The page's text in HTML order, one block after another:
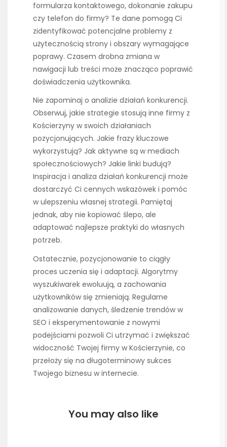
formularza kontaktowego, dokonanie zakupu
czy telefon do firmy? Te dane pomogą Ci
zidentyfikować potencjalne problemy z
użytecznością strony i obszary wymagające
poprawy. Czasem drobna zmiana w
nawigacji lub treści może znacząco poprawić
doświadczenia użytkownika.
Nie zapominaj o analizie działań konkurencji.
Obserwuj, jakie strategie stosują inne firmy z
Kościerzyny w swoich działaniach
pozycjonujących. Jakie frazy kluczowe
wykorzystują? Jak aktywne są w mediach
społecznościowych? Jakie linki budują?
Inspiracja i analiza działań konkurencji może
dostarczyć Ci cennych wskazówek i pomóc
w ulepszeniu własnej strategii. Pamiętaj
jednak, aby nie kopiować ślepo, ale
adaptować najlepsze praktyki do własnych
potrzeb.
Ostatecznie, pozycjonowanie to ciągły
proces uczenia się i adaptacji. Algorytmy
wyszukiwarek ewoluują, a zachowania
użytkowników się zmieniają. Regularne
analizowanie danych, śledzenie trendów w
SEO i eksperymentowanie z nowymi
podejściami pozwoli Ci utrzymać i zwiększać
widoczność Twojej firmy w Kościerzynie, co
przełoży się na długoterminowy sukces
Twojego biznesu w internecie.
You may also like